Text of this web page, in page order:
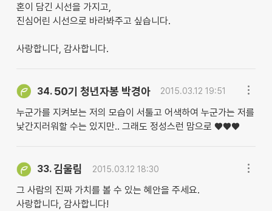
혼이 담긴 시선을 가지고,
진심어린 시선으로 바라봐주고 싶습니다.
사랑합니다, 감사합니다.
34. 50기 청년자봉 박경아 2015.03.12 19:51
누군가를 지켜보는 저의 모습이 서툴고 어색하여 누군가는 저를
낯간지러워할 수는 있지만.. 그래도 정성스런 맘으로 ♥♥♥
33.김울림 2015.03.12 18:30
그 사람의 진짜 가치를 볼 수 있는 혜안을 주세요.
사랑합니다, 감사합니다!